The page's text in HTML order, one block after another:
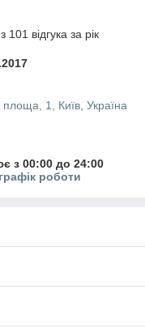
101 відгука за рік
площа, 1, Київ, Україна
з 00:00 до 24:00
роботи